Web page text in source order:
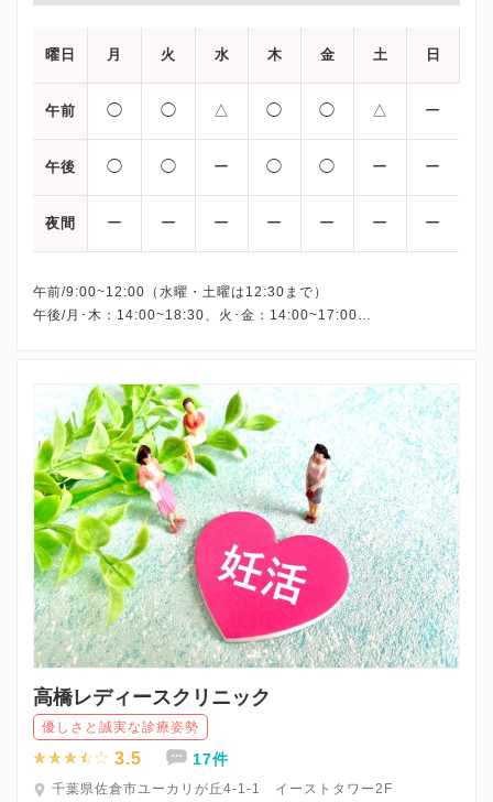
曜日 月 火 水 木 金 土 日
午前 ◯ ◯ △ ◯ ◯ △ ー
午後 ◯ ◯ ー ◯ ◯ ー ー
夜間 ー ー ー ー ー ー ー
午前/9:00~12:00（水曜・土曜は12:30まで）
午後/月･木：14:00~18:30、火･金：14:00~17:00
高橋レディースクリニック
優しさと誠実な診療姿勢
3.5 17件
千葉県佐倉市ユーカリが丘4-1-1 イーストタワー2F